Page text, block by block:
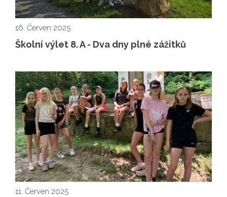
16. Červen 2025
Školní výlet 8. A - Dva dny plné zážitků
11. Červen 2025